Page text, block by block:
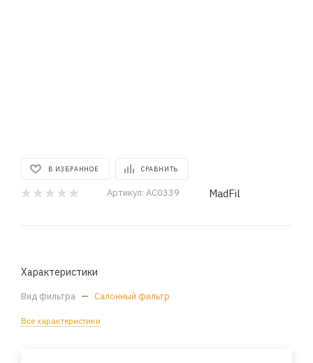
В ИЗБРАННОЕ СРАВНИТЬ
Артикул: AC0339 MadFil
Характеристики
Вид фильтра — Салонный фильтр
Все характеристики